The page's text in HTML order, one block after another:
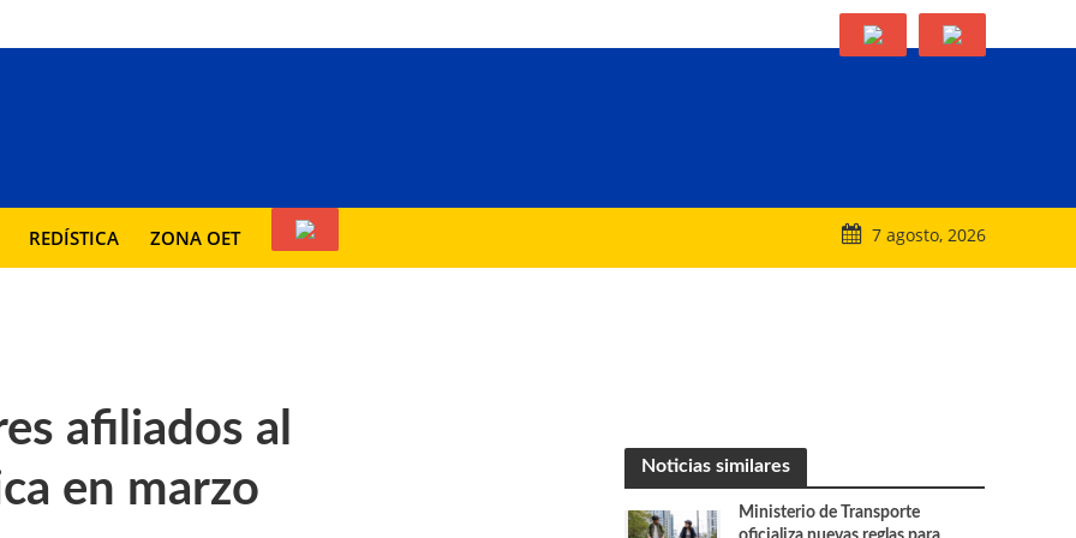
REDÍSTICA ZONA OET 7 agosto, 2026
afiliados al
en marzo
Noticias similares
Ministerio de Transporte